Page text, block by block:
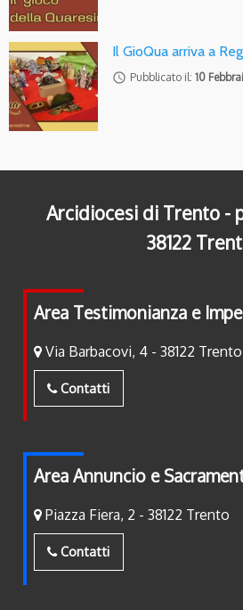
Il GioQua arriva a
access_time Pubblicato il: 10
Arcidiocesi di Trento -
38122
Area Testimonianza e
Via Barbacovi, 4 - 38122 Trento
Contatti
Area Annuncio e
Piazza Fiera, 2 - 38122 Trento
Contatti